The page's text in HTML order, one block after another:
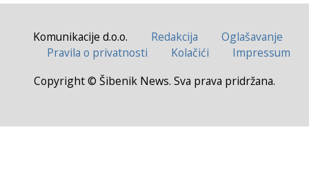
Komunikacije d.o.o. Redakcija
Oglašavanje
Pravila o privatnosti
Kolačići
Impressum
Copyright © Šibenik News. Sva prava pridržana.